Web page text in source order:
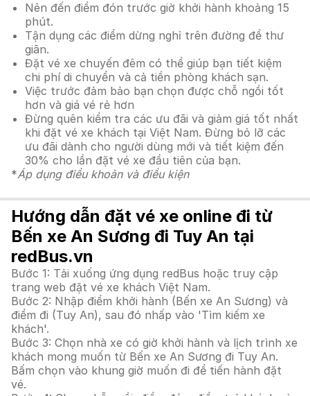
Nên đến điểm đón trước giờ khởi hành khoảng 15
phút.
Tận dụng các điểm dừng nghỉ trên đường để thư
giãn.
Đặt vé xe chuyến đêm có thể giúp bạn tiết kiệm
chi phí di chuyển và cả tiền phòng khách sạn.
Việc trước đảm bảo bạn chọn được chỗ ngồi tốt
hơn và giá vé rẻ hơn
Đừng quên kiểm tra các ưu đãi và giảm giá tốt nhất
khi đặt vé xe khách tại Việt Nam. Đừng bỏ lỡ các
ưu đãi dành cho người dùng mới và tiết kiệm đến
30% cho lần đặt vé xe đầu tiên của bạn.
*Áp dụng điều khoản và điều kiện
Hướng dẫn đặt vé xe online đi từ
Bến xe An Sương đi Tuy An tại
redBus.vn
Bước 1: Tải xuống ứng dụng redBus hoặc truy cập
trang web đặt vé xe khách Việt Nam.
Bước 2: Nhập điểm khởi hành (Bến xe An Sương) và
điểm đi (Tuy An), sau đó nhấp vào 'Tìm kiếm xe
khách'.
Bước 3: Chọn nhà xe có giờ khởi hành và lịch trình xe
khách mong muốn từ Bến xe An Sương đi Tuy An.
Bấm chọn vào khung giờ muốn đi để tiến hành đặt
vé.